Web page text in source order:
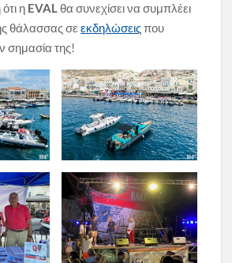
η EVALθα συνεχίσει να συμπλέει
θάλασσας σεεκδηλώσειςπου
σημασία της!